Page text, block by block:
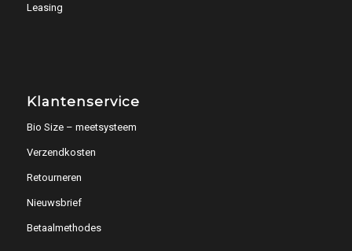
Leasing
Klantenservice
Bio Size – meetsysteem
Verzendkosten
Retourneren
Nieuwsbrief
Betaalmethodes